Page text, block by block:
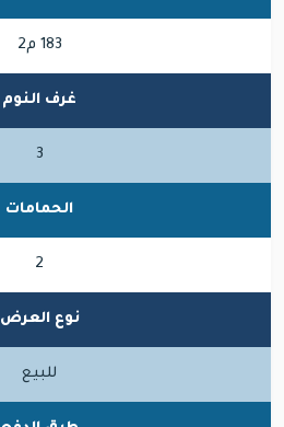
183 م2
غرف النوم
3
الحمامات
2
نوع العرض
للبيع